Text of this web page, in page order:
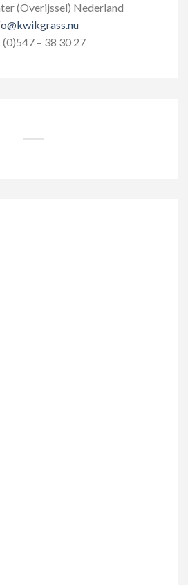
(Overijssel) Nederland
(0)547 – 38 30 27